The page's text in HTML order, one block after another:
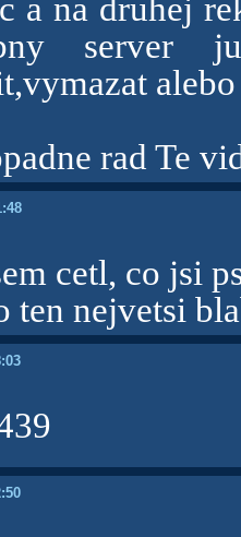
a na druhej
server
alebo
rad Te
cetl, co jsi
ten nejvetsi